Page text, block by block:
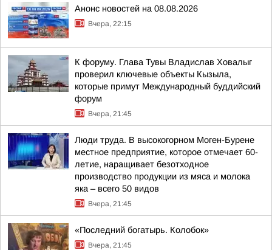
Анонс новостей на 08.08.2026
Вчера, 22:15
К форуму. Глава Тувы Владислав Ховалыг
проверил ключевые объекты Кызыла,
которые примут Международный буддийский
форум
Вчера, 21:45
Люди труда. В высокогорном Моген-Бурене
местное предприятие, которое отмечает 60-
летие, наращивает безотходное
производство продукции из мяса и молока
яка – всего 50 видов
Вчера, 21:45
«Последний богатырь. Колобок»
Вчера, 21:45